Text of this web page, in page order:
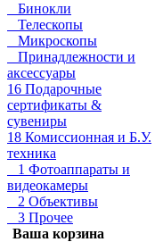
Бинокли
Телескопы
Микроскопы
Принадлежности и
аксессуары
16 Подарочные
сертификаты &
сувениры
18 Комиссионная и Б.У.
техника
1 Фотоаппараты и
видеокамеры
2 Объективы
3 Прочее
Ваша корзина